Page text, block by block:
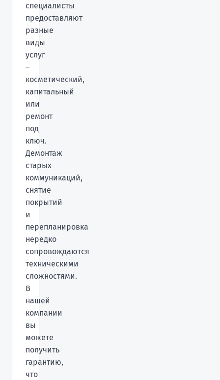
специалисты
предоставляют
разные
виды
услуг
–
косметический,
капитальный
или
ремонт
под
ключ.
Демонтаж
старых
коммуникаций,
снятие
покрытий
и
перепланировка
нередко
сопровождаются
техническими
сложностями.
В
нашей
компании
вы
можете
получить
гарантию,
что